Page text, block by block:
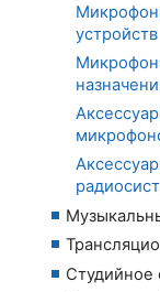
устройств
Студийное